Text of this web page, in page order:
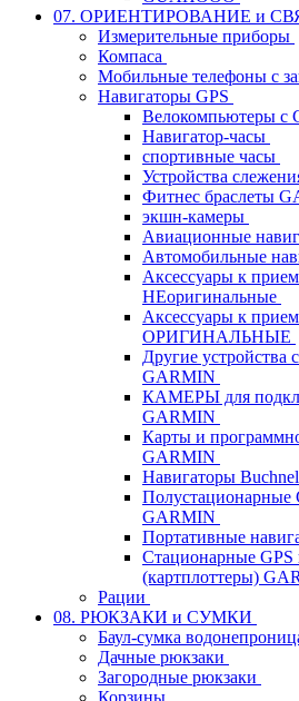
07. ОРИЕНТИРОВАНИЕ и
Измерительные приборы
Компаса
Мобильные телефоны с
Навигаторы GPS
Велокомпьютеры с
Навигатор-часы
спортивные часы
Устройства
Фитнес браслеты
экшн-камеры
Авиационные
Автомобильные
Аксессуары к
НЕоригинальные
Аксессуары к
ОРИГИНАЛЬНЫЕ
Другие устройства
GARMIN
КАМЕРЫ для
GARMIN
Карты и
GARMIN
Навигаторы
Полустационарные
GARMIN
Портативные
Стационарные GPS
(картплоттеры)
Рации
08. РЮКЗАКИ и СУМКИ
Баул-сумка
Дачные рюкзаки
Загородные рюкзаки
Корзины